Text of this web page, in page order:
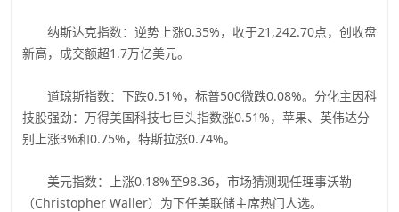
纳斯达克指数：逆势上涨0.35%，收于21,242.70点，创收盘
新高，成交额超1.7万亿美元。
道琼斯指数：下跌0.51%，标普500微跌0.08%。分化主因科
技股强劲：万得美国科技七巨头指数涨0.51%，苹果、英伟达分
别上涨3%和0.75%，特斯拉涨0.74%。
美元指数：上涨0.18%至98.36，市场猜测现任理事沃勒
（Christopher Waller）为下任美联储主席热门人选。